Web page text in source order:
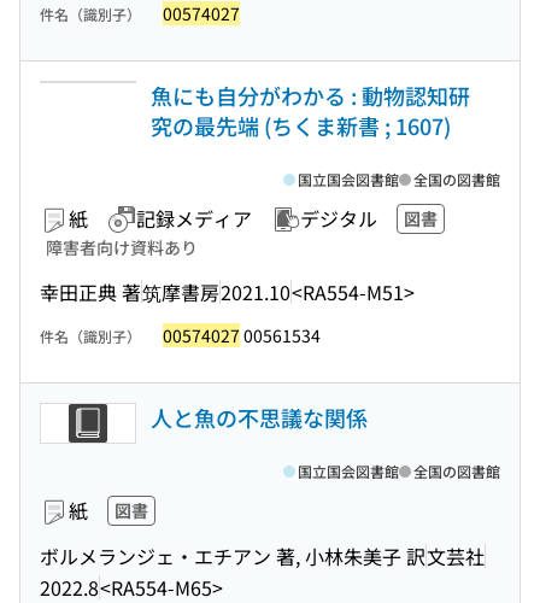
件名（識別子） 00574027
魚にも自分がわかる : 動物認知研
究の最先端 (ちくま新書 ; 1607)
紙 記録メディア デジタル
図書
障害者向け資料あり
幸田正典 著筑摩書房2021.10<RA554-M51>
国立国会図書館 全国の図書館
件名（識別子） 00574027 00561534
人と魚の不思議な関係
紙 図書
ボルメランジェ・エチアン 著, 小林朱美子 訳文芸社
2022.8<RA554-M65>
国立国会図書館 全国の図書館